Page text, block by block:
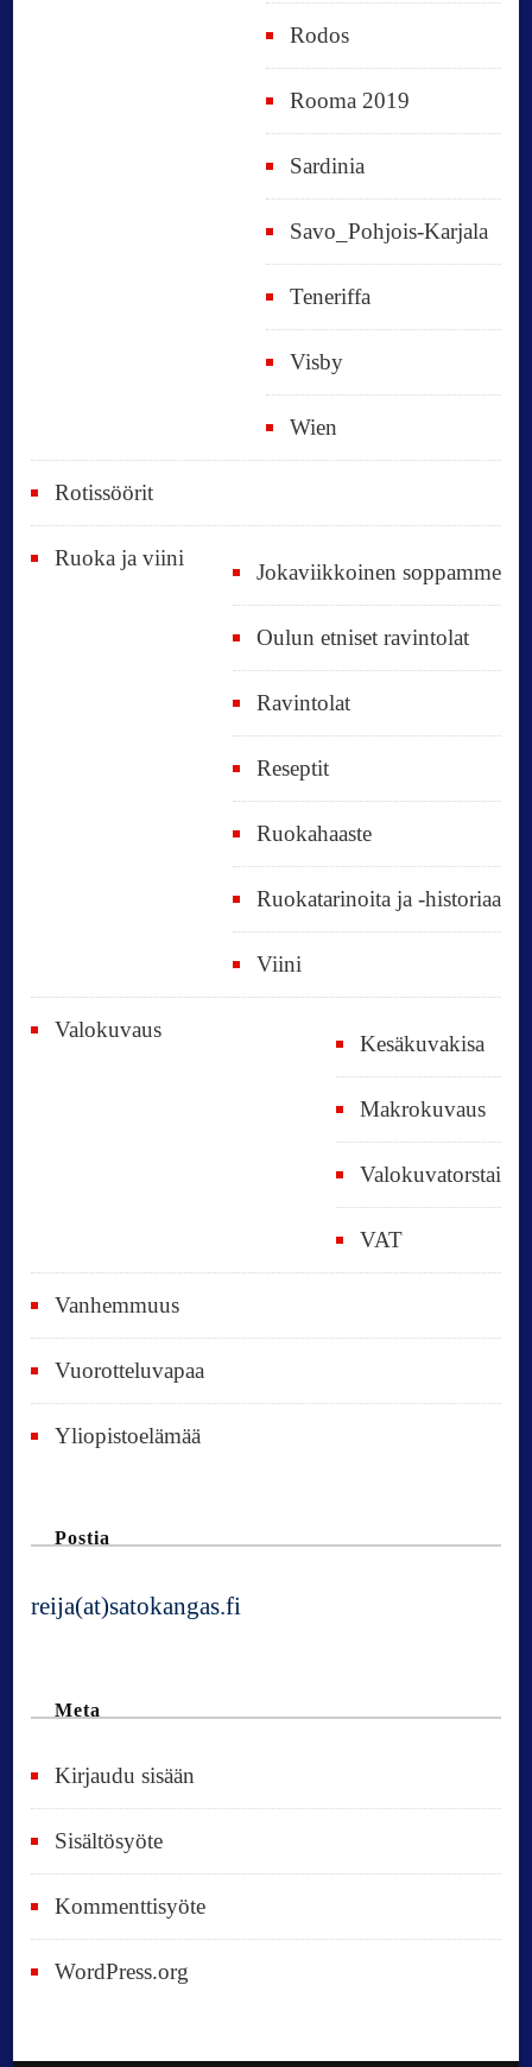
Rodos
Rooma 2019
Sardinia
Savo_Pohjois-Karjala
Teneriffa
Visby
Wien
Rotissöörit
Ruoka ja viini
Jokaviikkoinen soppamme
Oulun etniset ravintolat
Ravintolat
Reseptit
Ruokahaaste
Ruokatarinoita ja -historiaa
Viini
Valokuvaus
Kesäkuvakisa
Makrokuvaus
Valokuvatorstai
VAT
Vanhemmuus
Vuorotteluvapaa
Yliopistoelämää
Postia
reija(at)satokangas.fi
Meta
Kirjaudu sisään
Sisältösyöte
Kommenttisyöte
WordPress.org